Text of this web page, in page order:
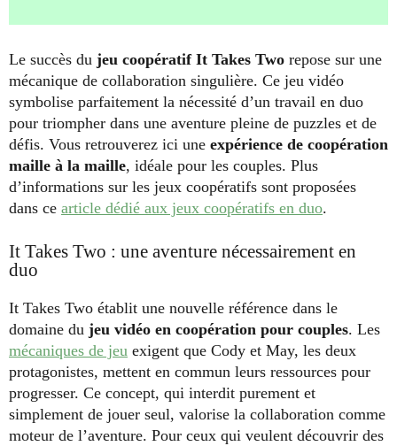
Le succès du jeu coopératif It Takes Two repose sur une
mécanique de collaboration singulière. Ce jeu vidéo
symbolise parfaitement la nécessité d’un travail en duo
pour triompher dans une aventure pleine de puzzles et de
défis. Vous retrouverez ici une expérience de coopération
maille à la maille, idéale pour les couples. Plus
d’informations sur les jeux coopératifs sont proposées
dans ce article dédié aux jeux coopératifs en duo.
It Takes Two : une aventure nécessairement en
duo
It Takes Two établit une nouvelle référence dans le
domaine du jeu vidéo en coopération pour couples. Les
mécaniques de jeu exigent que Cody et May, les deux
protagonistes, mettent en commun leurs ressources pour
progresser. Ce concept, qui interdit purement et
simplement de jouer seul, valorise la collaboration comme
moteur de l’aventure. Pour ceux qui veulent découvrir des